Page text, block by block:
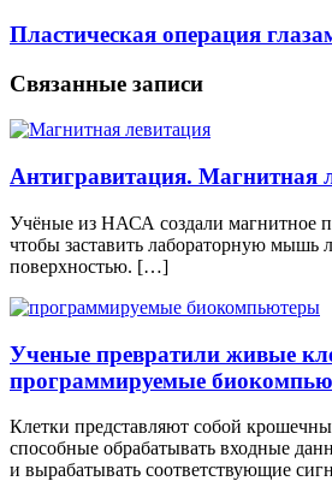
Пластическая операция
Связанные записи
Антигравитация. Магнитная
Учёные из НАСА создали магнитное
чтобы заставить лабораторную мышь
поверхностью. […]
Ученые превратили живые
программируемые
Клетки представляют собой
способные обрабатывать входные
и вырабатывать соответствующие